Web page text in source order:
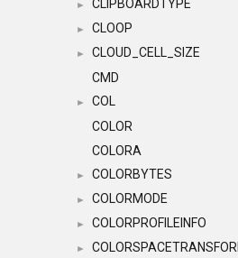
► CLIPBOARDTYPE
► CLOOP
►
CLOUD_CELL_SIZE
CMD
►
COL
COLOR
COLORA
► COLORBYTES
► COLORMODE
► COLORPROFILEINFO
►